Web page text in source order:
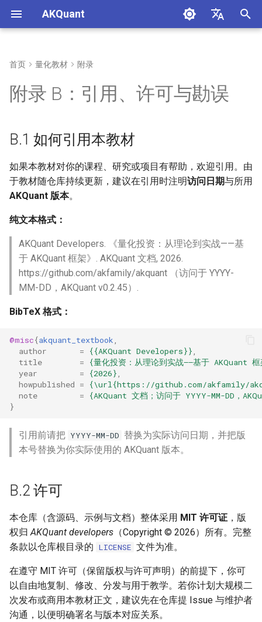
AKQuant
在
始
搜
索
引
搭建
第3章：金融数据获取与处理
策略实战
略
第8章：期权定价与波动率策
略
理论
指标
验
第12章：机器学习在量化中的
应用
析
第14章：高性能因子挖掘与表
达式引擎
系与应用
B.3 勘误与反馈
B.4 免责声明
首页 量化教材 附录
附录 B：引用、许可与勘误
B.1 如何引用本教材
如果本教材对你的课程、研究或项目有帮助，欢迎引用。由
于教材随仓库持续更新，建议在引用时注明访问日期与所用
AKQuant 版本。
纯文本格式：
AKQuant Developers. 《量化投资：从理论到实战——基
于 AKQuant 框架》. AKQuant 文档, 2026.
https://github.com/akfamily/akquant （访问于 YYYY-
MM-DD，AKQuant v0.2.45）.
BibTeX 格式：
@misc{akquant_textbook
author
= {{AKQuant Developers}}
title
=
{量化投资：从理论到实战——基于 AKQuant
year
= {2026}
howpublished =
{\url{https://github.com/akfamily/
note
=
{AKQuant 文档；访问于 YYYY-MM-DD，
}
引用前请把 YYYY-MM-DD 替换为实际访问日期，并把版
本号替换为你实际使用的 AKQuant 版本。
B.2 许可
本仓库（含源码、示例与文档）整体采用 MIT 许可证 ，版
权归AKQuant developers （Copyright © 2026）所有。完整
条款以仓库根目录的 LICENSE 文件为准。
在遵守 MIT 许可（保留版权与许可声明）的前提下，你可
以自由地复制、修改、分发与用于教学。若你计划大规模二
次发布或商用本教材正文，建议先在仓库提 Issue 与维护者
沟通，以便明确署名与版本对应关系。